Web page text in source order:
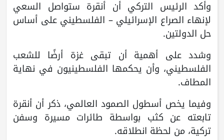
وأكد الرئيس التركي أن أنقرة ستواصل السعي
لإنهاء الصراع الإسرائيلي – الفلسطيني على أساس
حل الدولتين.
وشدد على أهمية أن تبقى غزة أرضًا للشعب
الفلسطيني، وأن يحكمها الفلسطينيون في نهاية
المطاف.
وفيما يخص أسطول الصمود العالمي، ذكر أن أنقرة
تابعته عن كثب بواسطة طائرات مسيرة وسفن
تركية، من لحظة انطلاقه.